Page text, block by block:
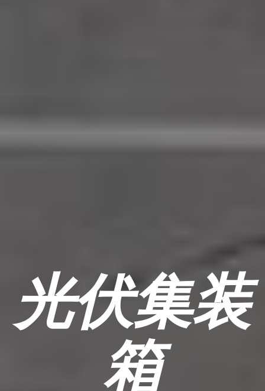
光伏集装
箱